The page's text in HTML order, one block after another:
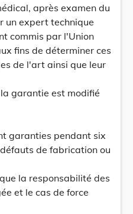
après examen du
un expert technique
commis par l'Union
fins de déterminer ces
de l'art ainsi que leur
garantie est modifié
garanties pendant six
de fabrication ou
la responsabilité des
et le cas de force